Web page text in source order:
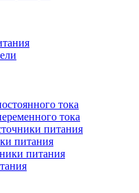
тока
тока
питания
питания
питания